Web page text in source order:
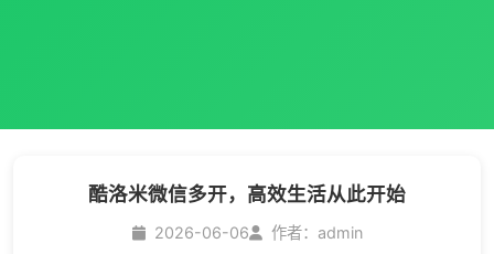
酷洛米微信多开，高效生活从此开始
2026-06-06 作者：admin